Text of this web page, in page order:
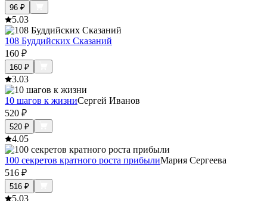
96 ₽
5.03
108 Буддийских Сказаний
160 ₽
160 ₽
3.03
10 шагов к жизниСергей Иванов
520 ₽
520 ₽
4.05
100 секретов кратного роста прибылиМария Сергеева
516 ₽
516 ₽
5.03